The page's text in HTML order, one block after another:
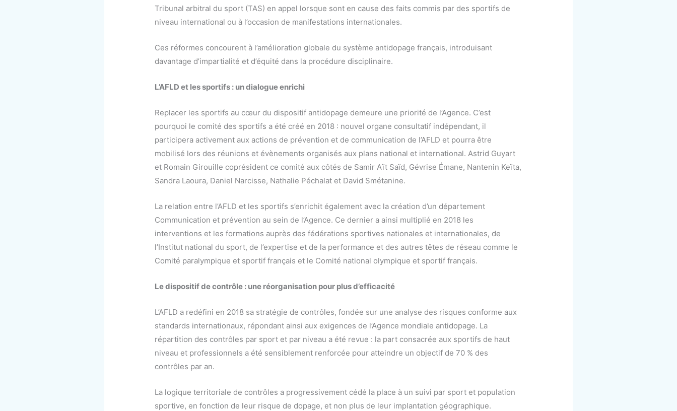
Tribunal arbitral du sport (TAS) en appel lorsque sont en cause des faits commis par des sportifs de
niveau international ou à l’occasion de manifestations internationales.
Ces réformes concourent à l’amélioration globale du système antidopage français, introduisant
davantage d’impartialité et d’équité dans la procédure disciplinaire.
L’AFLD et les sportifs : un dialogue enrichi
Replacer les sportifs au cœur du dispositif antidopage demeure une priorité de l’Agence. C’est
pourquoi le comité des sportifs a été créé en 2018 : nouvel organe consultatif indépendant, il
participera activement aux actions de prévention et de communication de l’AFLD et pourra être
mobilisé lors des réunions et évènements organisés aux plans national et international. Astrid Guyart
et Romain Girouille coprésident ce comité aux côtés de Samir Aït Saïd, Gévrise Émane, Nantenin Keïta,
Sandra Laoura, Daniel Narcisse, Nathalie Péchalat et David Smétanine.
La relation entre l’AFLD et les sportifs s’enrichit également avec la création d’un département
Communication et prévention au sein de l’Agence. Ce dernier a ainsi multiplié en 2018 les
interventions et les formations auprès des fédérations sportives nationales et internationales, de
l’Institut national du sport, de l’expertise et de la performance et des autres têtes de réseau comme le
Comité paralympique et sportif français et le Comité national olympique et sportif français.
Le dispositif de contrôle : une réorganisation pour plus d’efficacité
L’AFLD a redéfini en 2018 sa stratégie de contrôles, fondée sur une analyse des risques conforme aux
standards internationaux, répondant ainsi aux exigences de l’Agence mondiale antidopage. La
répartition des contrôles par sport et par niveau a été revue : la part consacrée aux sportifs de haut
niveau et professionnels a été sensiblement renforcée pour atteindre un objectif de 70 % des
contrôles par an.
La logique territoriale de contrôles a progressivement cédé la place à un suivi par sport et population
sportive, en fonction de leur risque de dopage, et non plus de leur implantation géographique.